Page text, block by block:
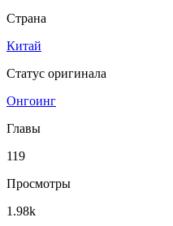
Страна
Китай
Статус оригинала
Онгоинг
Главы
119
Просмотры
1.98k